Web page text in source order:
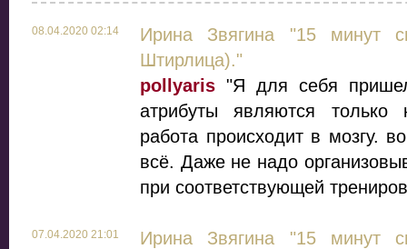
08.04.2020 02:14
Ирина Звягина "15 минут
Штирлица)."
pollyaris "Я для себя
атрибуты являются
работа происходит в мозгу.
всё. Даже не надо
при соответствующей
07.04.2020 21:01
Ирина Звягина "15 минут